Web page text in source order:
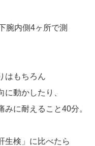
腕内側4ヶ所で測
はもちろん
動かしたり、
に耐えること40分。
生検」に比べたら